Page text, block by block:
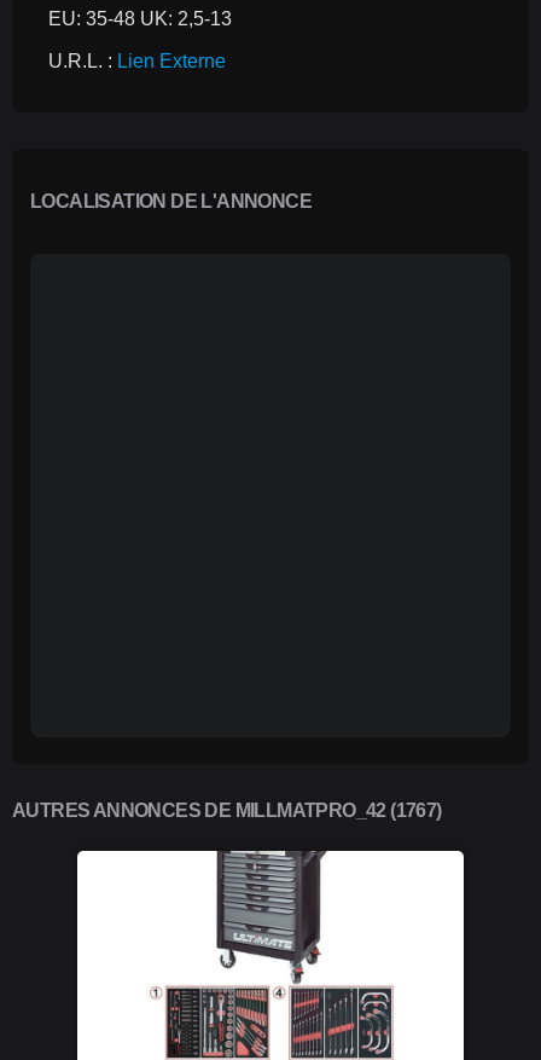
EU: 35-48 UK: 2,5-13
U.R.L. : Lien Externe
LOCALISATION DE L'ANNONCE
AUTRES ANNONCES DE MILLMATPRO_42 (1767)